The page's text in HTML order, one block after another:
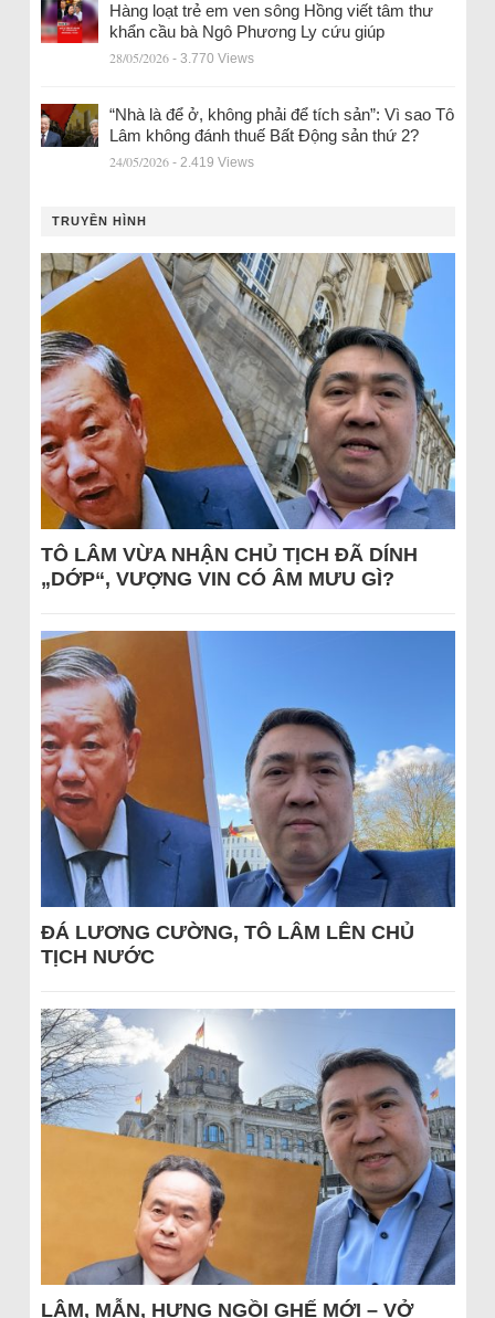
Hàng loạt trẻ em ven sông Hồng viết tâm thư
khẩn cầu bà Ngô Phương Ly cứu giúp
28/05/2026 - 3.770 Views
“Nhà là để ở, không phải để tích sản”: Vì sao Tô
Lâm không đánh thuế Bất Động sản thứ 2?
24/05/2026 - 2.419 Views
TRUYỀN HÌNH
TÔ LÂM VỪA NHẬN CHỦ TỊCH ĐÃ DÍNH
„DỚP“, VƯỢNG VIN CÓ ÂM MƯU GÌ?
ĐÁ LƯƠNG CƯỜNG, TÔ LÂM LÊN CHỦ
TỊCH NƯỚC
LÂM, MẪN, HƯNG NGỒI GHẾ MỚI – VỞ